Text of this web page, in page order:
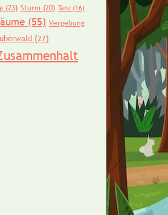
(23) Sturm (20) Tanz (16)
(55) Vergebung
(27)